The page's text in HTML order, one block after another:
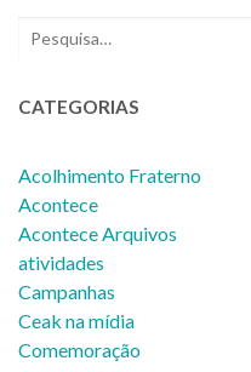
CATEGORIAS
Acolhimento Fraterno
Acontece
Acontece Arquivos
atividades
Campanhas
Ceak na mídia
Comemoração